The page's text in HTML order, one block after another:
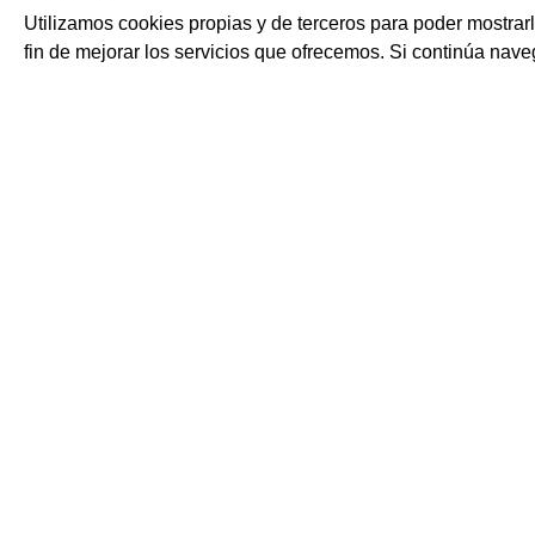
Utilizamos cookies propias y de terceros para poder
fin de mejorar los servicios que ofrecemos. Si continúa